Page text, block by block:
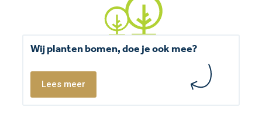
Wij planten bomen, doe je ook mee?
Lees meer